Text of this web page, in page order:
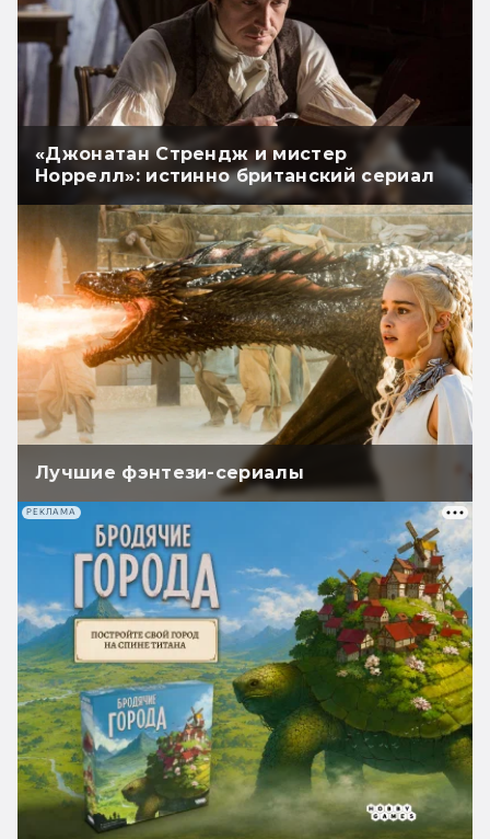
«Джонатан Стрендж и мистер
Норрелл»: истинно британский сериал
Лучшие фэнтези-сериалы
РЕКЛАМА